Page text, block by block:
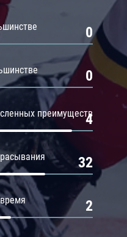
0
0
преимуществ
4
32
2